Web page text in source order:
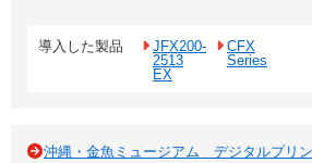
導入した製品
JFX200-
2513
EX
CFX
Series
沖縄・金魚ミュージアム デジタルプリ